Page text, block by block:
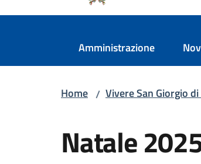
Amministrazione
Home / Vivere San Giorgio
Natale